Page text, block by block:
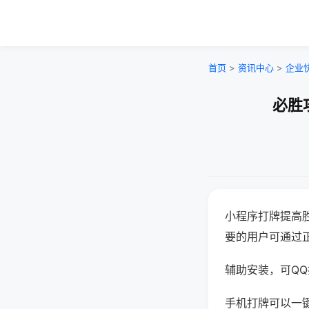
首页 > 资讯中心 > 企业
必胜
小程序打牌提高
要的用户可通过
辅助安装，可
手机打牌可以一